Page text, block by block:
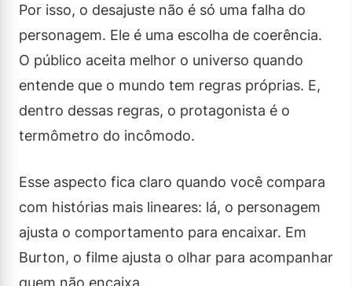
Por isso, o desajuste não é só uma falha do
personagem. Ele é uma escolha de coerência.
O público aceita melhor o universo quando
entende que o mundo tem regras próprias. E,
dentro dessas regras, o protagonista é o
termômetro do incômodo.
Esse aspecto fica claro quando você compara
com histórias mais lineares: lá, o personagem
ajusta o comportamento para encaixar. Em
Burton, o filme ajusta o olhar para acompanhar
quem não encaixa.